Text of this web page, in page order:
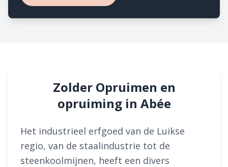
Zolder Opruimen en
opruiming in Abée
Het industrieel erfgoed van de Luikse
regio, van de staalindustrie tot de
steenkoolmijnen, heeft een divers